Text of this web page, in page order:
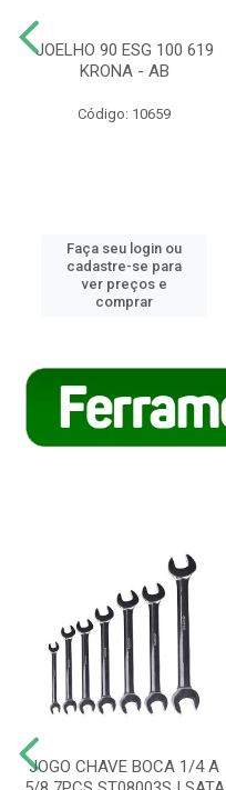
JOELHO 90 ESG 100 619
KRONA - AB
Código: 10659
Faça seu login ou
cadastre-se para
ver preços e
comprar
JOGO CHAVE BOCA 1/4 A